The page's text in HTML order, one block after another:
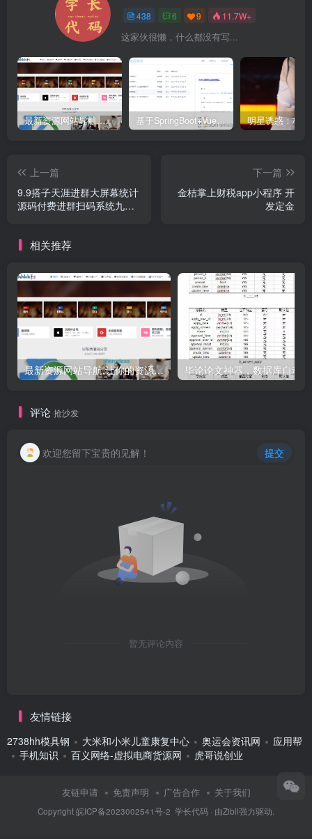
438 6 9 11.7W+
这家伙很懒，什么都没有写...
最新资源网站导航,让你的资源爆满！推荐5个优质互联网资源分享网站 基于SpringBoot+Vue.js智能考试系统(源码+文档+视频+包运行)
上一篇
9.9搭子天涯进群大屏幕统计
源码付费进群扫码系统九块
下一篇
金桔掌上财税app小程序 开
发定金
相关推荐
最新资源网站导航,让你的资源爆满！推荐5个优质互联网资源分享网站
评论 抢沙发
欢迎您留下宝贵的见解！ 提交
暂无评论内容
友情链接
2738hh模具钢 大米和小米儿童康复中心 奥运会资讯网
应用帮
手机知识
百义网络-虚拟电商货源网 虎哥说创业
友链申请 免责声明 广告合作 关于我们
Copyright皖ICP备2023002541号-2 学长代码 · 由Zibll强力驱动.